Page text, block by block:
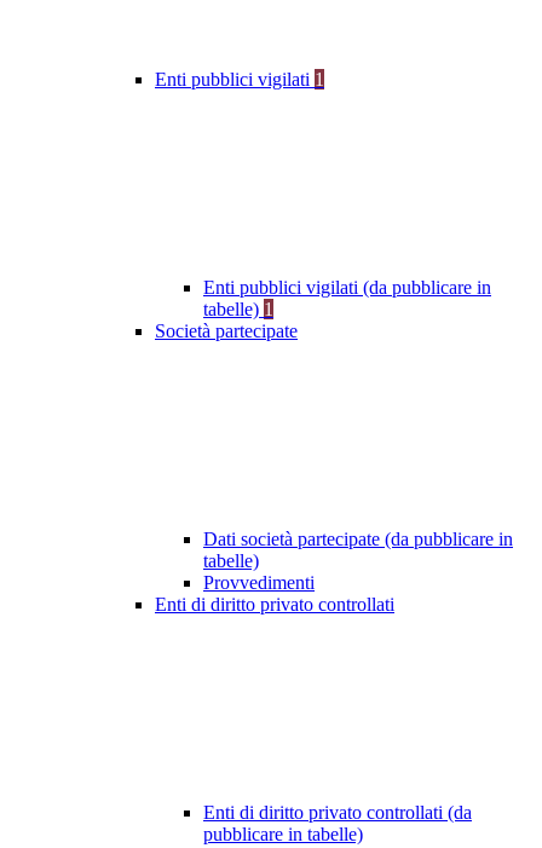
Enti pubblici vigilati 1
Enti pubblici vigilati (da pubblicare in
tabelle) 1
Società partecipate
Dati società partecipate (da pubblicare in
tabelle)
Provvedimenti
Enti di diritto privato controllati
Enti di diritto privato controllati (da
pubblicare in tabelle)